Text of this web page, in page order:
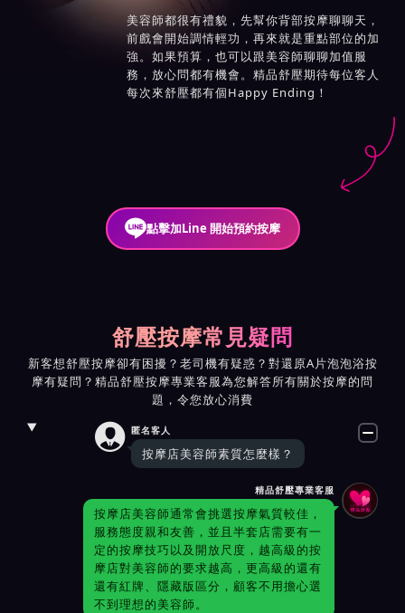
美容師都很有禮貌，先幫你背部按摩聊聊天，
前戲會開始調情輕功，再來就是重點部位的加
強。如果預算，也可以跟美容師聊聊加值服
務，放心問都有機會。精品舒壓期待每位客人
每次來舒壓都有個Happy Ending！
點擊加Line 開始預約按摩
舒壓按摩常見疑問
新客想舒壓按摩卻有困擾？老司機有疑惑？對還原A片泡泡浴按
摩有疑問？精品舒壓按摩專業客服為您解答所有關於按摩的問
題，令您放心消費
 匿名客人
按摩店美容師素質怎麼樣？
精品舒壓專業客服
按摩店美容師通常會挑選按摩氣質較佳，
服務態度親和友善，並且半套店需要有一
定的按摩技巧以及開放尺度，越高級的按
摩店對美容師的要求越高，更高級的還有
還有紅牌、隱藏版區分，顧客不用擔心選
不到理想的美容師。